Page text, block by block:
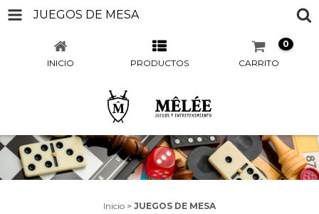
JUEGOS DE MESA
INICIO PRODUCTOS CARRITO
0
Inicio > JUEGOS DE MESA